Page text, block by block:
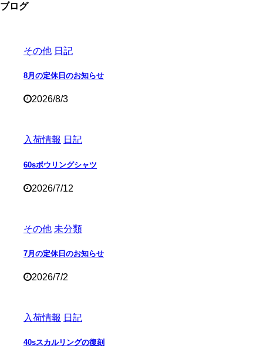
ブログ
その他 日記
8月の定休日のお知らせ
2026/8/3
入荷情報 日記
60sボウリングシャツ
2026/7/12
その他 未分類
7月の定休日のお知らせ
2026/7/2
入荷情報 日記
40sスカルリングの復刻